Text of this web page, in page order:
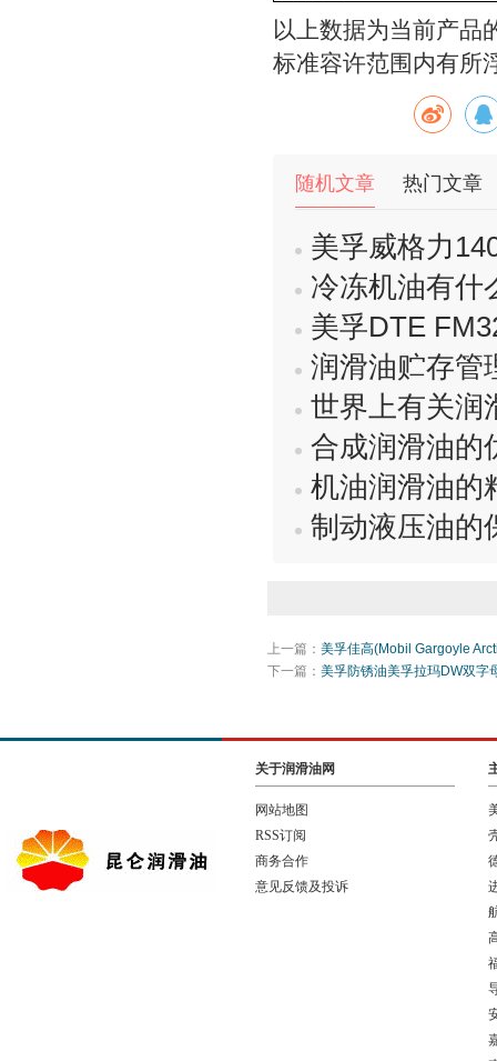
以上数据为当前产品
标准容许范围内有所
随机文章 热门文章
美孚威格力1405及
冷冻机油有什
美孚DTE FM32
润滑油贮存管
世界上有关润
合成润滑油的
机油润滑油的
制动液压油的
上一篇： 美孚佳高(Mobil Gargoyle
下一篇： 美孚防锈油美孚拉玛DW双字
关于润滑油网
网站地图
RSS订阅
商务合作
意见反馈及投诉